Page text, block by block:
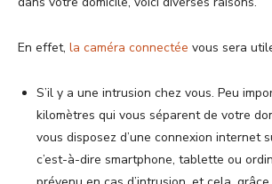
En effet, la caméra connectée vous sera
S’il y a une intrusion chez vous. Peu
kilomètres qui vous séparent de votre
vous disposez d’une connexion internet
c’est-à-dire smartphone, tablette ou